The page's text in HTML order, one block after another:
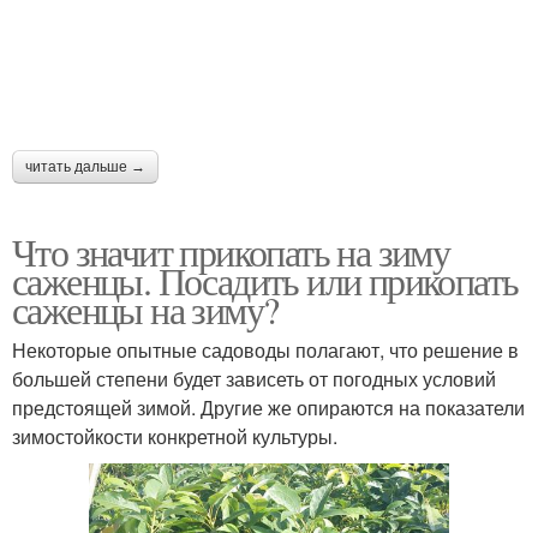
читать дальше →
Что значит прикопать на зиму
саженцы. Посадить или прикопать
саженцы на зиму?
Некоторые опытные садоводы полагают, что решение в
большей степени будет зависеть от погодных условий
предстоящей зимой. Другие же опираются на показатели
зимостойкости конкретной культуры.